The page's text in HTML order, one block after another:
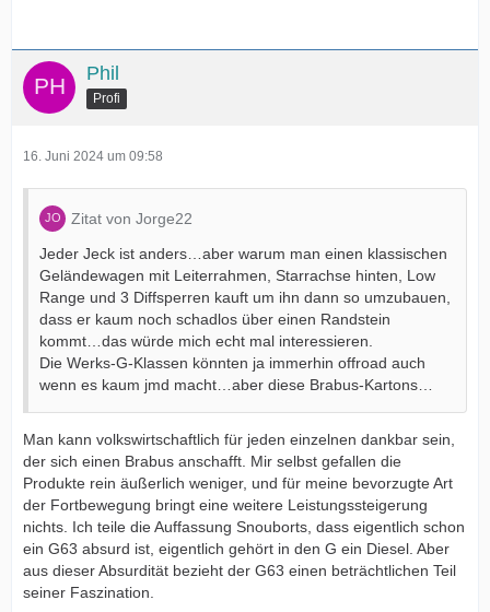
Phil
Profi
16. Juni 2024 um 09:58
Zitat von Jorge22
Jeder Jeck ist anders…aber warum man einen klassischen
Geländewagen mit Leiterrahmen, Starrachse hinten, Low
Range und 3 Diffsperren kauft um ihn dann so umzubauen,
dass er kaum noch schadlos über einen Randstein
kommt…das würde mich echt mal interessieren.
Die Werks-G-Klassen könnten ja immerhin offroad auch
wenn es kaum jmd macht…aber diese Brabus-Kartons…
Man kann volkswirtschaftlich für jeden einzelnen dankbar sein,
der sich einen Brabus anschafft. Mir selbst gefallen die
Produkte rein äußerlich weniger, und für meine bevorzugte Art
der Fortbewegung bringt eine weitere Leistungssteigerung
nichts. Ich teile die Auffassung Snouborts, dass eigentlich schon
ein G63 absurd ist, eigentlich gehört in den G ein Diesel. Aber
aus dieser Absurdität bezieht der G63 einen beträchtlichen Teil
seiner Faszination.